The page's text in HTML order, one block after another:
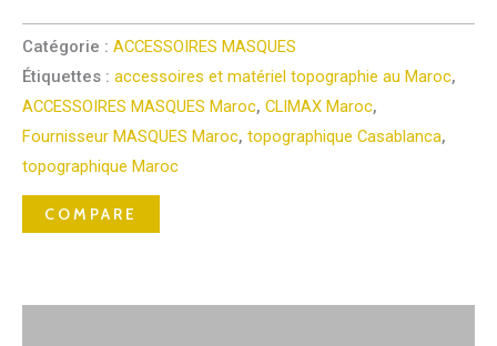
Catégorie : ACCESSOIRES MASQUES
Étiquettes : accessoires et matériel topographie au Maroc,
ACCESSOIRES MASQUES Maroc, CLIMAX Maroc,
Fournisseur MASQUES Maroc, topographique Casablanca,
topographique Maroc
COMPARE